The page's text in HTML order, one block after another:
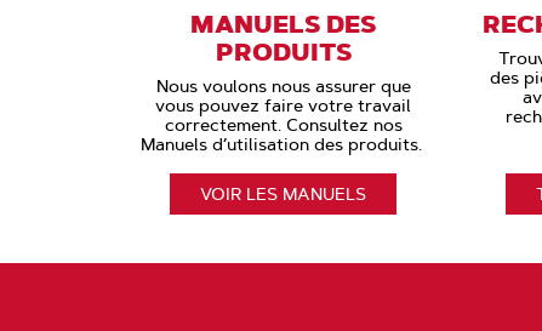
MANUELS DES
PRODUITS
Nous voulons nous assurer que
vous pouvez faire votre travail
correctement. Consultez nos
Manuels d’utilisation des produits.
VOIR LES MANUELS
des